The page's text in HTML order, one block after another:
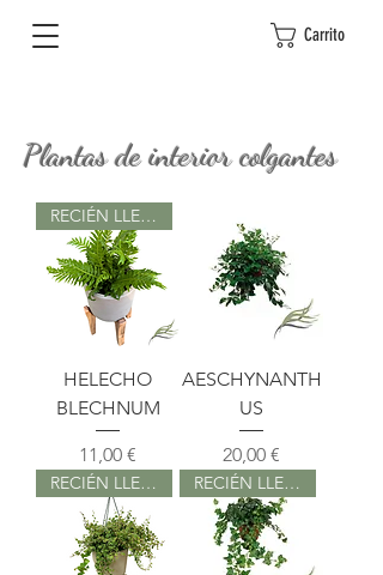
Carrito
Plantas de interior colgantes
RECIÉN LLEGADO
HELECHO
BLECHNUM
Precio
11,00 €
AESCHYNANTH
US
Precio
20,00 €
RECIÉN LLEGADO RECIÉN LLEGADO